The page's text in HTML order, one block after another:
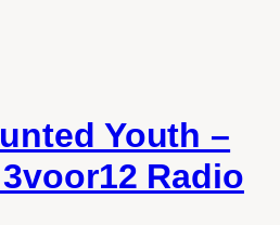
Youth –
Radio